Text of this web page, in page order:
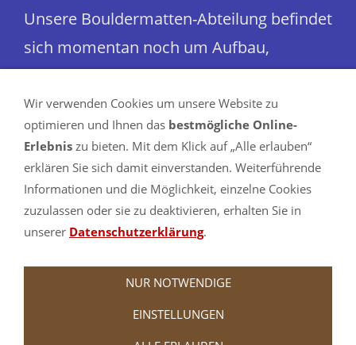
Unsere Bouldermatten-Abteilung befindet
sich momentan noch um Aufbau,
trotzdem sind bereits jetzt schon
wesentlich mehr Maße und Farben
verfügbar als hier im Shop angezeigt.
Schauen Sie sich gerne einmal in
unserem Partnershop turnmatte.com in
derBouldermatten-Abteilung
Wir verwenden Cookies um unsere Website zu
optimieren und Ihnen das bestmögliche Online-
Erlebnis zu bieten. Mit dem Klick auf „Alle erlauben“
erklären Sie sich damit einverstanden. Weiterführende
Informationen und die Möglichkeit, einzelne Cookies
zuzulassen oder sie zu deaktivieren, erhalten Sie in
unserer Datenschutzerklärung.
NUR NOTWENDIGE
EINSTELLUNGEN